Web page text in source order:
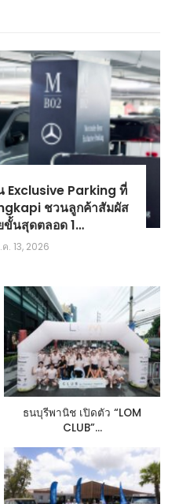
Exclusive Parking ที่
ชวนลูกค้าสัมผัส
ขั้นสุดตลอด 1…
ค. 13, 2026
ธนบุรีพานิช เปิดตัว “LOM
CLUB”…